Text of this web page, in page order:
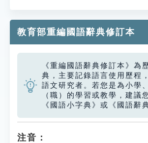
教育部重編國語辭典修訂本
《重編國語辭典修訂本》為
典，主要記錄語言使用歷程
語文研究者。若您是為小學
（職）的學習或教學，建議
《國語小字典》或《國語辭
注音：